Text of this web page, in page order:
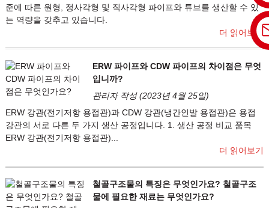
준에 따른 원형, 정사각형 및 직사각형 파이프와 튜브를 생산할 수 있
는 역량을 갖추고 있습니다.
더 읽어보기
ERW 파이프와 CDW 파이프의 차이점은 무엇
입니까?
관리자 작성 (2023년 4월 25일)
ERW 강관(전기저항 용접관)과 CDW 강관(냉간인발 용접관)은 용접
강관의 서로 다른 두 가지 생산 공정입니다. 1. 생산 공정 비교 품목
ERW 강관(전기저항 용접관)...
더 읽어보기
철골구조물의 특징은 무엇인가요? 철골구조
물에 필요한 재료는 무엇인가요?